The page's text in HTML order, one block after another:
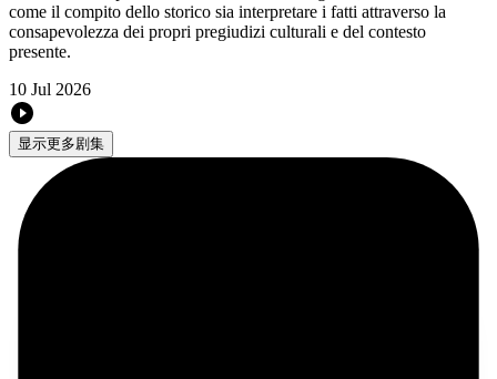
come il compito dello storico sia interpretare i fatti attraverso la
consapevolezza dei propri pregiudizi culturali e del contesto
presente.
10 Jul 2026
显示更多剧集